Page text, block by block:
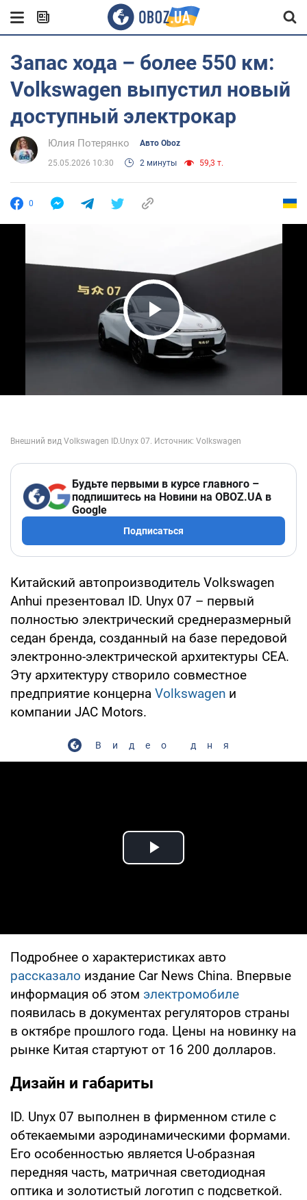
Запас хода – более 550 км:
Volkswagen выпустил новый
доступный электрокар
Юлия Потерянко Авто Oboz
25.05.2026 10:30 2 минуты 59,3 т.
0
Play Video
Будьте первыми в курсе главного –
подпишитесь на Новини на OBOZ.UA в
Google
Подписаться
Китайский автопроизводитель Volkswagen
Anhui презентовал ID. Unyx 07 – первый
полностью электрический среднеразмерный
седан бренда, созданный на базе передовой
электронно-электрической архитектуры CEA.
Эту архитектуру створило совместное
предприятие концерна Volkswagen и
компании JAC Motors.
Видео дня
Play Video
Подробнее о характеристиках авто
рассказало издание Car News China. Впервые
информация об этом электромобиле
появилась в документах регуляторов страны
в октябре прошлого года. Цены на новинку на
рынке Китая стартуют от 16 200 долларов.
Дизайн и габариты
ID. Unyx 07 выполнен в фирменном стиле с
обтекаемыми аэродинамическими формами.
Его особенностью является U-образная
передняя часть, матричная светодиодная
оптика и золотистый логотип с подсветкой.